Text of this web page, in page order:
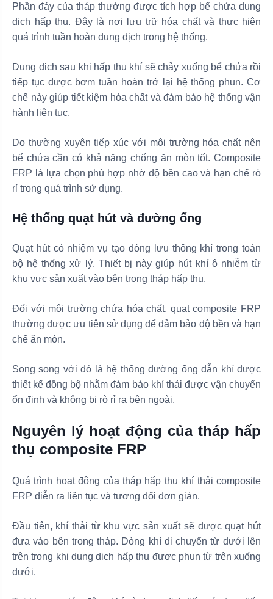
Phần đáy của tháp thường được tích hợp bể chứa dung
dịch hấp thụ. Đây là nơi lưu trữ hóa chất và thực hiện
quá trình tuần hoàn dung dịch trong hệ thống.
Dung dịch sau khi hấp thụ khí sẽ chảy xuống bể chứa rồi
tiếp tục được bơm tuần hoàn trở lại hệ thống phun. Cơ
chế này giúp tiết kiệm hóa chất và đảm bảo hệ thống vận
hành liên tục.
Do thường xuyên tiếp xúc với môi trường hóa chất nên
bể chứa cần có khả năng chống ăn mòn tốt. Composite
FRP là lựa chọn phù hợp nhờ độ bền cao và hạn chế rò
rỉ trong quá trình sử dụng.
Hệ thống quạt hút và đường ống
Quạt hút có nhiệm vụ tạo dòng lưu thông khí trong toàn
bộ hệ thống xử lý. Thiết bị này giúp hút khí ô nhiễm từ
khu vực sản xuất vào bên trong tháp hấp thụ.
Đối với môi trường chứa hóa chất, quạt composite FRP
thường được ưu tiên sử dụng để đảm bảo độ bền và hạn
chế ăn mòn.
Song song với đó là hệ thống đường ống dẫn khí được
thiết kế đồng bộ nhằm đảm bảo khí thải được vận chuyển
ổn định và không bị rò rỉ ra bên ngoài.
Nguyên lý hoạt động của tháp hấp
thụ composite FRP
Quá trình hoạt động của tháp hấp thụ khí thải composite
FRP diễn ra liên tục và tương đối đơn giản.
Đầu tiên, khí thải từ khu vực sản xuất sẽ được quạt hút
đưa vào bên trong tháp. Dòng khí di chuyển từ dưới lên
trên trong khi dung dịch hấp thụ được phun từ trên xuống
dưới.